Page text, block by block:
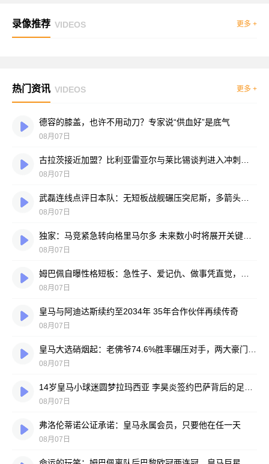
录像推荐 VIDEOS 更多 +
热门资讯 VIDEOS 更多 +
德容的膝盖，也许不用动刀？专家说“供血好”是底气
08月07日
08月07日
08月07日
08月07日
08月07日
皇马与阿迪达斯续约至2034年 35年合作伙伴再续传奇
08月07日
08月07日
08月07日
弗洛伦蒂诺公证承诺：皇马永属会员，只要他在任一天
08月07日